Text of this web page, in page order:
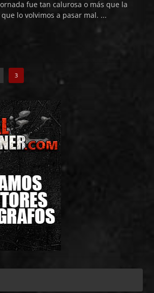
fue tan calurosa o más que la
lo volvimos a pasar mal. ...
3